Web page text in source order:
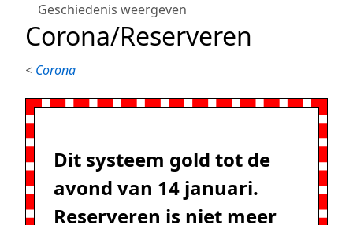
Geschiedenis weergeven
Corona/Reserveren
< Corona
Dit systeem gold tot de
avond van 14 januari.
Reserveren is niet meer